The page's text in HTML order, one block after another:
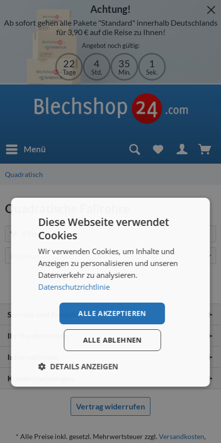
Achtung!
Ab sofort gehen alle Pakete "Standard" innerhalb Deutschlands
für 3,90 € auf die Reise zu Ihnen!
Angebot noch gültig:
22
Tage
4
Std.
35
Min.
1
Sek.
Menü
Quadratisch
Quadratische Fallrohre
Filtern
Service und Kontakt
Ihr Kundenkonto
Informationen
Kundenmeinungen
Vertrag widerrufen
* Alle Preise inkl. gesetzl. Mehrwertsteuer zzgl. Versandkosten,
Diese Webseite verwendet
Cookies
Wir verwenden Cookies, um Inhalte und
Anzeigen zu personalisieren und unseren
Datenverkehr zu analysieren.
Datenschutzrichtlinie
ALLE AKZEPTIEREN
ALLE ABLEHNEN
DETAILS ANZEIGEN